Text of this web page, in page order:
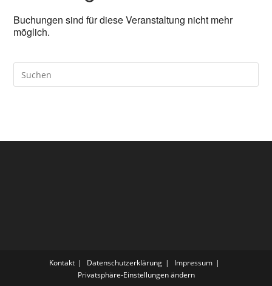
Buchungen sind für diese Veranstaltung nicht mehr
möglich.
Kontakt Datenschutzerklärung
Impressum
Privatsphäre-Einstellungen ändern